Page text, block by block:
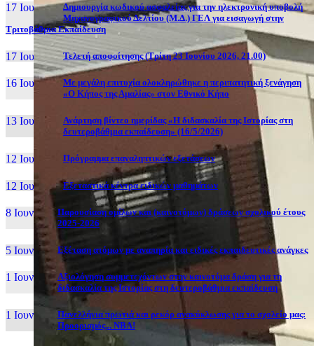
17 Ιουν, 26
Δημιουργία κωδικού ασφαλείας για την ηλεκτρονική υποβολή
Μηχανογραφικού Δελτίου (Μ.Δ.) ΓΕΛ για εισαγωγή στην
Τριτοβάθμια Εκπαίδευση
17 Ιουν, 26 Τελετή αποφοίτησης (Τρίτη 23 Ιουνίου 2026, 21.00)
16 Ιουν, 26
Με μεγάλη επιτυχία ολοκληρώθηκε η περιπατητική ξενάγηση
«Ο Κήπος της Αμαλίας» στον Εθνικό Κήπο
13 Ιουν, 26
Ανάρτηση βίντεο ημερίδας «Η διδασκαλία της Ιστορίας στη
δευτεροβάθμια εκπαίδευση» (16/5/2026)
12 Ιουν, 26 Πρόγραμμα επαναληπτικών εξετάσεων
12 Ιουν, 26 Εξεταστικά κέντρα ειδικών μαθημάτων
8 Ιουν, 26
Παρουσίαση ομίλων και (καινοτόμων) δράσεων σχολικού έτους
2025-2026
5 Ιουν, 26 Εξέταση ατόμων με αναπηρία και ειδικές εκπαιδευτικές ανάγκες
1 Ιουν, 26
Αξιολόγηση συμμετεχόντων στην καινοτόμα δράση για τη
διδασκαλία της Ιστορίας στη δευτεροβάθμια εκπαίδευση
1 Ιουν, 26
Πανελλήνια πρωτιά και ρεκόρ ανακύκλωσης για το σχολείο μας:
Προορισμός... NBA!